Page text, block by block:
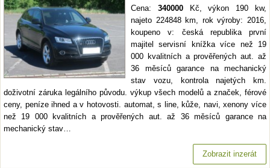
Cena: 340000Kč, výkon 190 kw,
najeto 224848 km, rok výroby: 2016,
koupeno v: česká republika první
majitel servisní knížka více než 19
000 kvalitních a prověřených aut. až
36 měsíců garance na mechanický
stav vozu, kontrola najetých km.
doživotní záruka legálního původu. výkup všech modelů a značek, férové
ceny, peníze ihned a v hotovosti. automat, s line, kůže, navi, xenony více
než 19 000 kvalitních a prověřených aut. až 36 měsíců garance na
mechanický stav…
Zobrazit inzerát